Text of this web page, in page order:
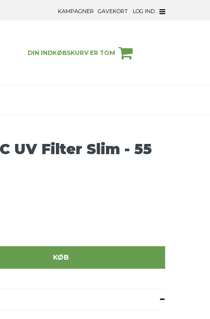
KAMPAGNER GAVEKORT LOG IND
DIN INDKØBSKURV ER TOM
UV Filter Slim - 55
KØB